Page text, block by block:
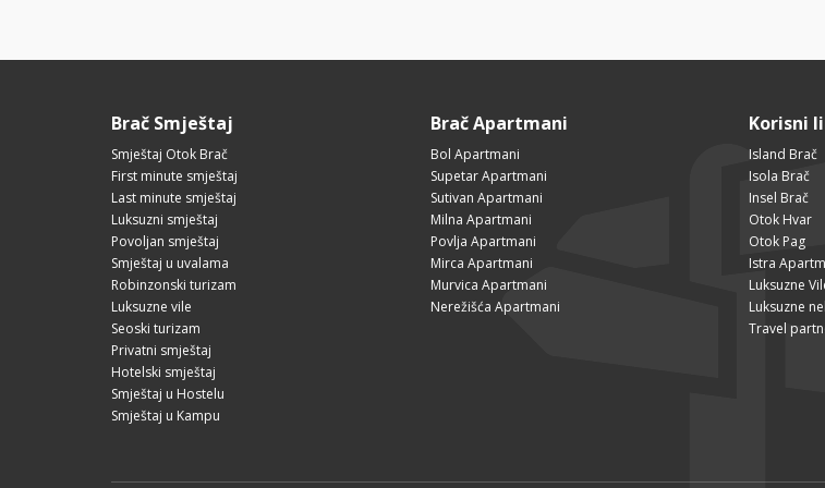
Brač Smještaj
Smještaj Otok Brač
First minute smještaj
Last minute smještaj
Luksuzni smještaj
Povoljan smještaj
Smještaj u uvalama
Robinzonski turizam
Luksuzne vile
Seoski turizam
Privatni smještaj
Hotelski smještaj
Smještaj u Hostelu
Smještaj u Kampu
Brač Apartmani
Bol Apartmani
Supetar Apartmani
Sutivan Apartmani
Milna Apartmani
Povlja Apartmani
Mirca Apartmani
Murvica Apartmani
Nerežišća Apartmani
Korisni
Island Brač
Isola Brač
Insel Brač
Otok Hvar
Otok Pag
Istra
Luksuzne
Luksuzne
Travel